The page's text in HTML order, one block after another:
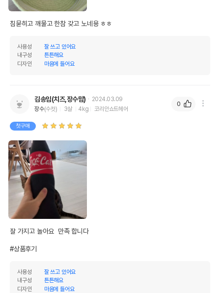
침묻히고 깨물고 한참 갖고 노네용 ㅎㅎ
사용성
잘 쓰고 있어요
내구성
튼튼해요
디자인
마음에 들어요
김송임(치즈,장수맘)
2024.03.09
장수(수컷) 3살 4kg 코리안쇼트헤어
첫구매
잘 가지고 놀아요  만족 합니다
#상품후기
사용성
잘 쓰고 있어요
내구성
튼튼해요
디자인
마음에 들어요
0